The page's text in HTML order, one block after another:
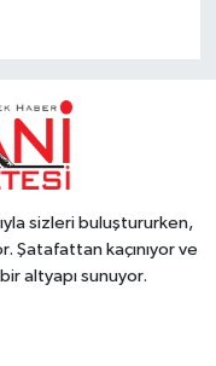
sizleri buluştururken,
Şatafattan kaçınıyor ve
altyapı sunuyor.